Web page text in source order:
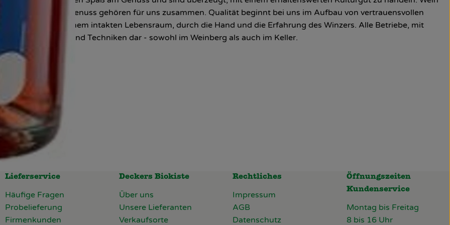
Qualität und Genuss gehören für uns zusammen. Qualität beginnt bei uns im Aufbau von vertrauensvollen
Weinberg, in einem intakten Lebensraum, durch die Hand und die Erfahrung des Winzers. Alle Betriebe, mit
ihre Methoden und Techniken dar - sowohl im Weinberg als auch im Keller.
Lieferservice
Häufige Fragen
Probelieferung
Firmenkunden
Deckers Biokiste
Über uns
Unsere Lieferanten
Verkaufsorte
Rechtliches
Impressum
AGB
Datenschutz
Öffnungszeiten
Kundenservice
Montag bis Freitag
8 bis 16 Uhr